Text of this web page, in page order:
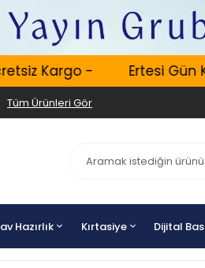
Kargo - Ertesi Gün
Tüm Ürünleri Gör
Hazırlık Kırtasiye Dijital